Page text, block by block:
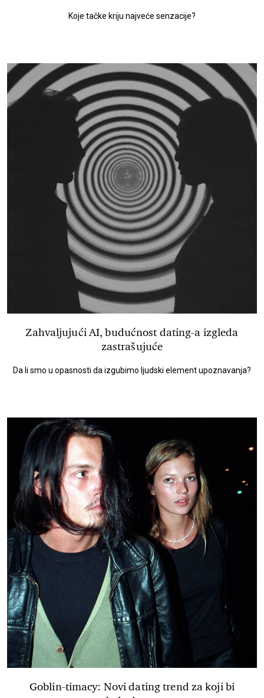
Koje tačke kriju najveće senzacije?
Zahvaljujući AI, budućnost dating-a izgleda
zastrašujuće
Da li smo u opasnosti da izgubimo ljudski element upoznavanja?
Goblin-timacy: Novi dating trend za koji bi